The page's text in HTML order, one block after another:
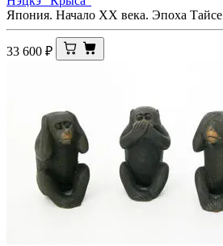
Япония. Начало XX века. Эпоха Тайсе
33 600 ₽